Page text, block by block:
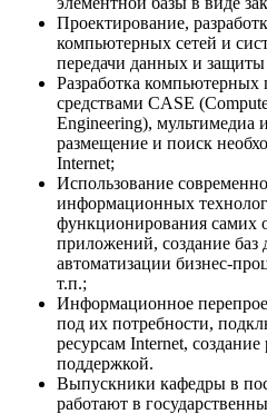
Проектирование,
компьютерных сетей и
передачи данных и
Разработка
средствами CASE
Engineering), мультимедиа
размещение и поиск
Internet;
Использование
информационных
функционирования самих
приложений, создание баз
автоматизации бизнес-
т.п.;
Информационное
под их потребности,
ресурсам Internet,
поддержкой.
Выпускники кафедры в
работают в